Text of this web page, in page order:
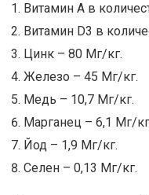
Витамин А в
Витамин D3 в
Цинк – 80 Мг/кг.
Железо – 45 Мг/кг.
Медь – 10,7 Мг/кг.
Марганец – 6,1 Мг/
Йод – 1,9 Мг/кг.
Селен – 0,13 Мг/кг.